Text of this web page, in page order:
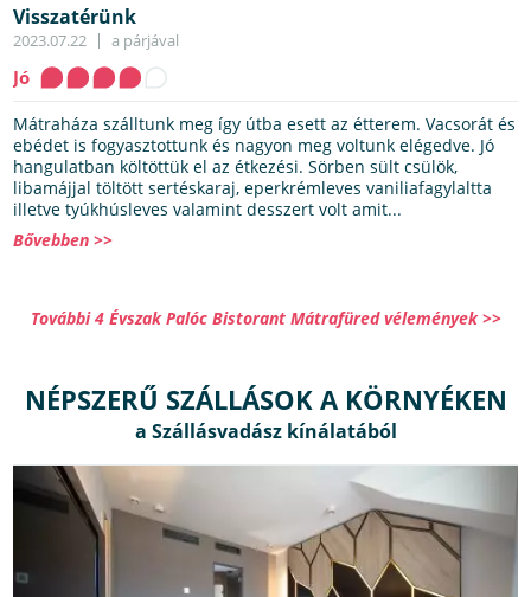
Visszatérünk
2023.07.22 a párjával
Jó
Mátraháza szálltunk meg így útba esett az étterem. Vacsorát és
ebédet is fogyasztottunk és nagyon meg voltunk elégedve. Jó
hangulatban költöttük el az étkezési. Sörben sült csülök,
libamájjal töltött sertéskaraj, eperkrémleves vaniliafagylaltta
illetve tyúkhúsleves valamint desszert volt amit...
Bővebben >>
További 4 Évszak Palóc Bistorant Mátrafüred vélemények >>
NÉPSZERŰ SZÁLLÁSOK A KÖRNYÉKEN